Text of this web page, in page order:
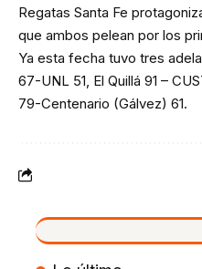
Regatas Santa Fe
que ambos pelean por los
Ya esta fecha tuvo tres
67-UNL 51, El Quillá 91 –
79-Centenario (Gálvez) 61.
VIVO